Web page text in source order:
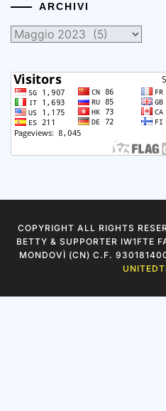
ARCHIVI
Archivi
COPYRIGHT ALL RIGHTS
BETTY & SUPPORTER IW1FTE
MONDOVÌ (CN) C.F.